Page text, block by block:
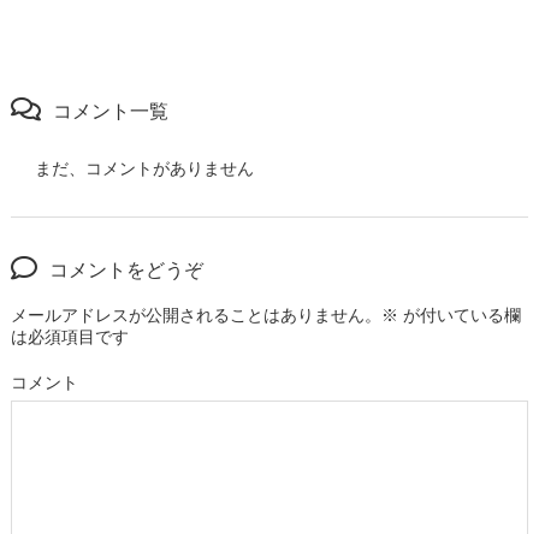
コメント一覧
まだ、コメントがありません
コメントをどうぞ
メールアドレスが公開されることはありません。 ※ が付いている欄
は必須項目です
コメント